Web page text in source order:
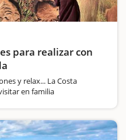
para realizar con
y relax... La Costa
en familia